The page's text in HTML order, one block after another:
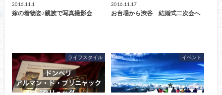
2016.11.1
嫁の着物姿♪親族で写真撮影会
2016.11.17
お台場から渋谷 結婚式二次会へ
ライフスタイル イベント